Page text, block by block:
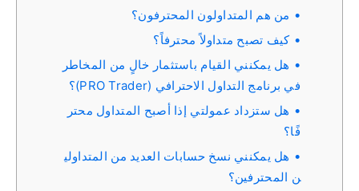
من هم المتداولون المحترفون؟
كيف تصبح متداولاً محترفاً؟
هل يمكنني القيام باستثمار خالٍ من المخاطر
في برنامج التداول الاحترافي (PRO Trader)؟
هل ستزداد عمولتي إذا أصبح المتداول محتر
فًا؟
هل يمكنني نسخ حسابات العديد من المتداولي
ن المحترفين؟